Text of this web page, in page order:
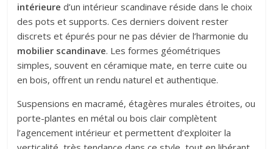
intérieure d’un intérieur scandinave réside dans le choix
des pots et supports. Ces derniers doivent rester
discrets et épurés pour ne pas dévier de l’harmonie du
mobilier scandinave. Les formes géométriques
simples, souvent en céramique mate, en terre cuite ou
en bois, offrent un rendu naturel et authentique.
Suspensions en macramé, étagères murales étroites, ou
porte-plantes en métal ou bois clair complètent
l’agencement intérieur et permettent d’exploiter la